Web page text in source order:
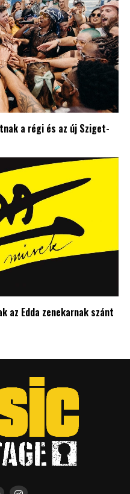
a régi és az új Sziget-
Edda zenekarnak szánt